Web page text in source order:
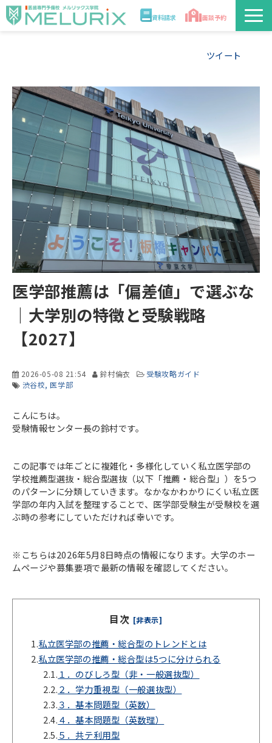
資料請求 面談予約
入学案内
合格実績・合格体験記
講師
医学部解答速報2026
ツイート
医学部推薦は「偏差値」で選ぶな
｜大学別の特徴と受験戦略
【2027】
2026-05-08 21:54 鈴村倫衣
受験攻略ガイド
渋谷校 医学部
こんにちは。
受験情報センター長の鈴村です。
この記事では年ごとに複雑化・多様化していく私立医学部の
学校推薦型選抜・総合型選抜（以下「推薦・総合型」）を5つ
のパターンに分類していきます。なかなかわかりにくい私立医
学部の年内入試を整理することで、医学部受験生が受験校を選
ぶ時の参考にしていただければ幸いです。
※こちらは2026年5月8日時点の情報になります。大学のホー
ムページや募集要項で最新の情報を確認してください。
目次 [非表示]
1.私立医学部の推薦・総合型のトレンドとは
2.私立医学部の推薦・総合型は5つに分けられる
2.1. １．のびしろ型（非・一般選抜型）
2.2.２．学力重視型（一般選抜型）
2.3.３．基本問題型（英数）
2.4.４．基本問題型（英数理）
2.5.５．共テ利用型